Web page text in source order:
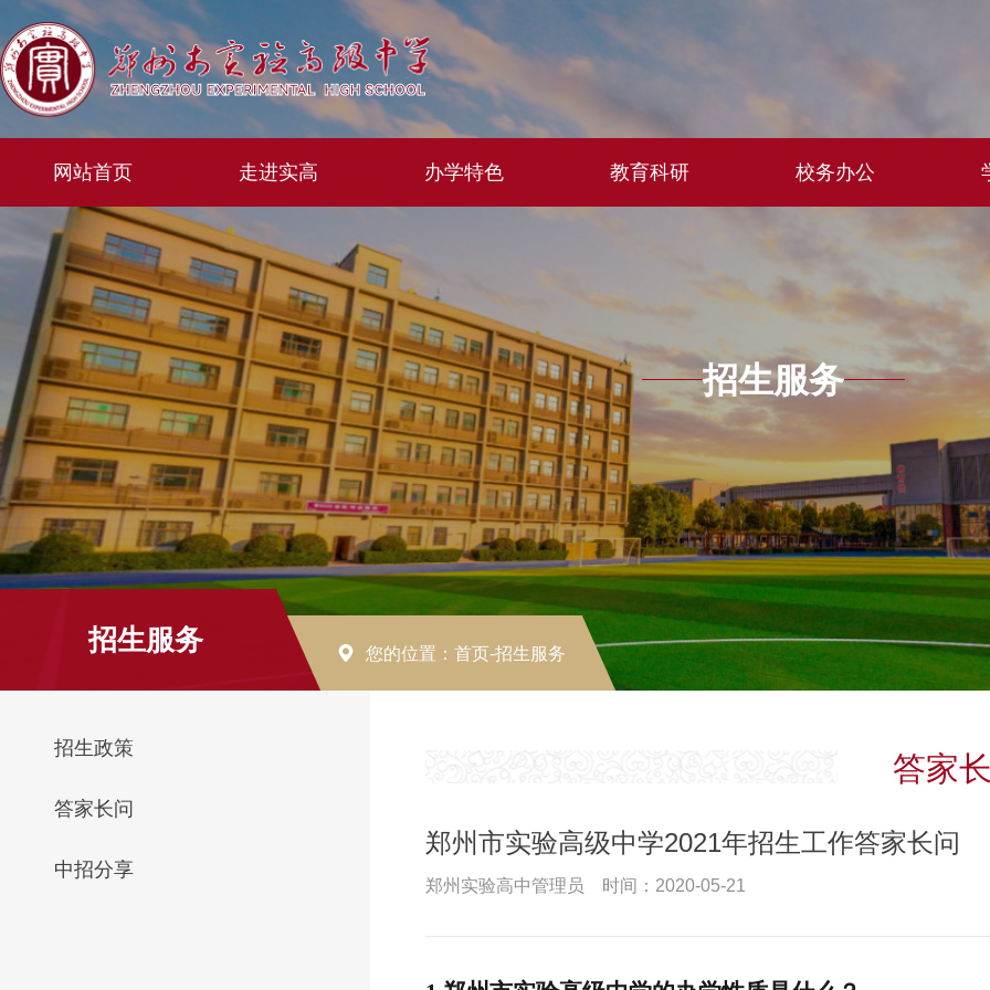
网站首页 走进实高 办学特色 教育科研 校务办公
招生服务
招生服务 您的位置： 首页-招生服务
招生政策
答家长问
中招分享
答家
郑州市实验高级中学2021年招生工作答家长问
郑州实验高中管理员 时间：2020-05-21